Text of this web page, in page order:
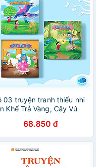
03 truyện tranh thiếu nhi
Khế Trả Vàng, Cây Vú
68.850 đ